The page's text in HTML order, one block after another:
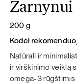
Žarnynui
200 g
Kodėl
Natūrali ir
ir virškinimo veiklą
omega-3 rūgštimis